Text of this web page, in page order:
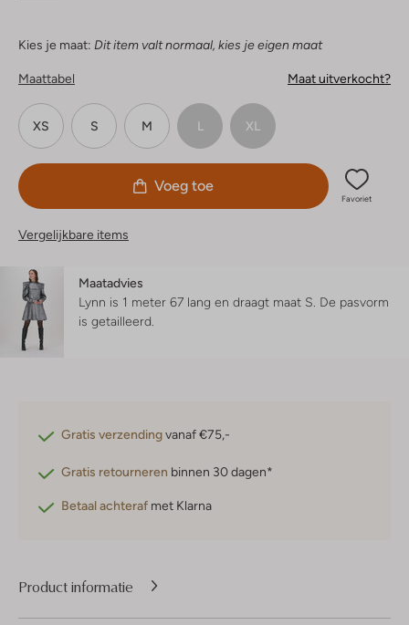
Kies je maat: Dit item valt normaal, kies je eigen maat
Maattabel Maat uitverkocht?
XS S M L XL
Voeg toe
Favoriet
Vergelijkbare items
Maatadvies
Lynn is 1 meter 67 lang en draagt maat S. De pasvorm
is getailleerd
Gratis verzendingvanaf €75,-
Gratis retourneren binnen 30 dagen*
Betaal achteraf met Klarna
Product informatie